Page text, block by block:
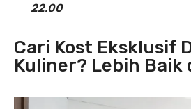
22.00
Cari Kost Eksklusif
Kuliner? Lebih Baik